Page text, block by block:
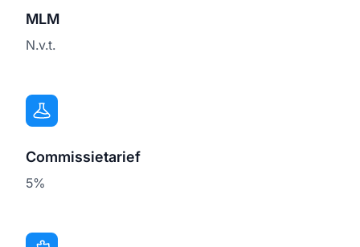
MLM
N.v.t.
Commissietarief
5%